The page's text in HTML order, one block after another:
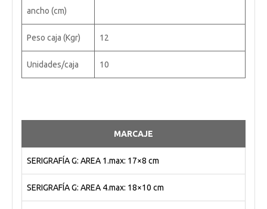
ancho (cm)
Peso caja (Kgr) 12
Unidades/caja 10
MARCAJE
SERIGRAFÍA G: AREA 1.max: 17×8 cm
SERIGRAFÍA G: AREA 4.max: 18×10 cm